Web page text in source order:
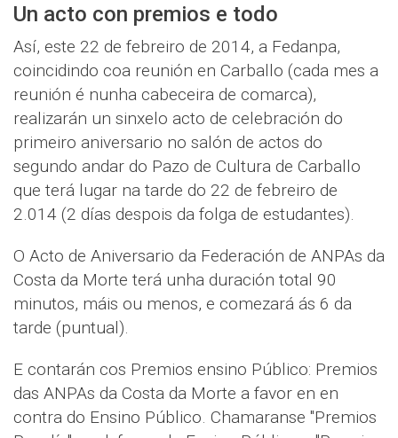
Un acto con premios e todo
Así, este 22 de febreiro de 2014, a Fedanpa,
coincidindo coa reunión en Carballo (cada mes a
reunión é nunha cabeceira de comarca),
realizarán un sinxelo acto de celebración do
primeiro aniversario no salón de actos do
segundo andar do Pazo de Cultura de Carballo
que terá lugar na tarde do 22 de febreiro de
2.014 (2 días despois da folga de estudantes).
O Acto de Aniversario da Federación de ANPAs da
Costa da Morte terá unha duración total 90
minutos, máis ou menos, e comezará ás 6 da
tarde (puntual).
E contarán cos Premios ensino Público: Premios
das ANPAs da Costa da Morte a favor en en
contra do Ensino Público. Chamaranse "Premios